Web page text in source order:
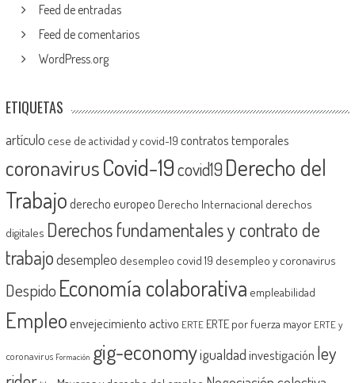
Feed de entradas
Feed de comentarios
WordPress.org
ETIQUETAS
artículo cese de actividad y covid-19 contratos temporales
coronavirusCovid-19covid19 Derecho del
Trabajoderecho europeo Derecho Internacional derechos
digitales Derechos fundamentales y contrato de
trabajodesempleo desempleo covid 19 desempleo y coronavirus
Despido Economía colaborativa empleabilidad
Empleoenvejecimiento activo ERTE ERTE por fuerza mayor ERTE y
coronavirus Formación gig-economyigualdadinvestigación ley